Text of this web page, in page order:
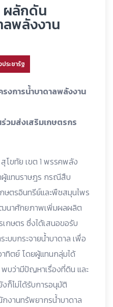
ผลักดัน
ลพลังงาน
ระชารัฐ
งการน้ำบาดาลพลังงาน
วมส่งเสริมเกษตรกร
ขทัย เขต 1 พรรคพลัง
ผู้แทนราษฎร กรณีสืบ
ษตรอินทรีย์และพืชสมุนไพร
ฒนาศักยภาพเพิ่มผลผลิต
กษตร ซึ่งได้เสนอขอรับ
บบกระจายน้ำบาดาล เพื่อ
ทิตย์ โดยผู้แทนกลุ่มได้
บว่ามีปัญหาเรื่องที่ดิน และ
ก็ไม่ได้รับการอนุมัติ
กงานทรัพยากรน้ำบาดาล